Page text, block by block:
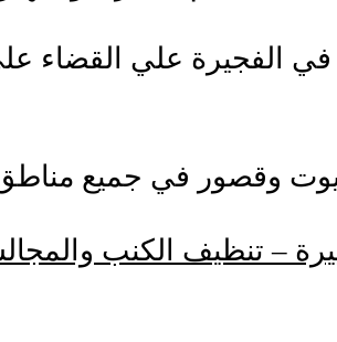
الفجيرة علي القضاء
وقصور في جميع مناطق
– تنظيف الكنب